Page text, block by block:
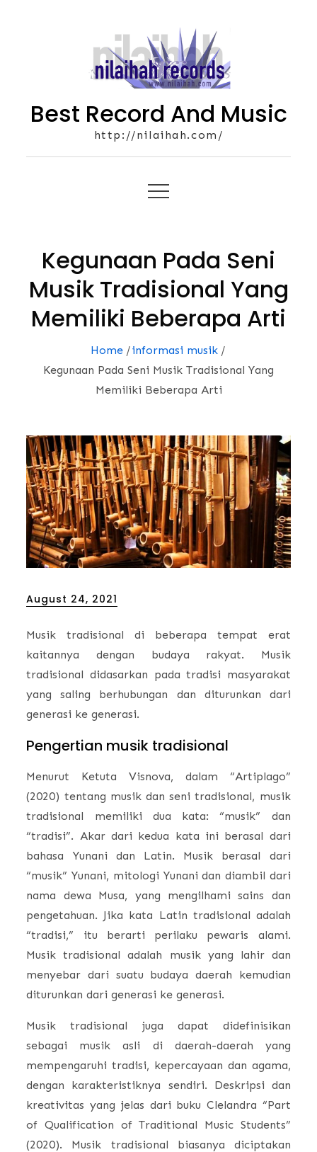
Best Record And Music
http://nilaihah.com/
Kegunaan Pada Seni
Musik Tradisional Yang
Memiliki Beberapa Arti
Home
informasi musik
Kegunaan Pada Seni Musik Tradisional Yang
Memiliki Beberapa Arti
Posted
August 24, 2021
Musik tradisional di beberapa tempat erat
kaitannya dengan budaya rakyat. Musik
tradisional didasarkan pada tradisi masyarakat
yang saling berhubungan dan diturunkan dari
generasi ke generasi.
Pengertian musik tradisional
Menurut Ketuta Visnova, dalam “Artiplago”
(2020) tentang musik dan seni tradisional, musik
tradisional memiliki dua kata: “musik” dan
“tradisi”. Akar dari kedua kata ini berasal dari
bahasa Yunani dan Latin. Musik berasal dari
“musik” Yunani, mitologi Yunani dan diambil dari
nama dewa Musa, yang mengilhami sains dan
pengetahuan. Jika kata Latin tradisional adalah
“tradisi,” itu berarti perilaku pewaris alami.
Musik tradisional adalah musik yang lahir dan
menyebar dari suatu budaya daerah kemudian
diturunkan dari generasi ke generasi.
Musik tradisional juga dapat didefinisikan
sebagai musik asli di daerah-daerah yang
mempengaruhi tradisi, kepercayaan dan agama,
dengan karakteristiknya sendiri. Deskripsi dan
kreativitas yang jelas dari buku Clelandra “Part
of Qualification of Traditional Music Students”
(2020). Musik tradisional biasanya diciptakan